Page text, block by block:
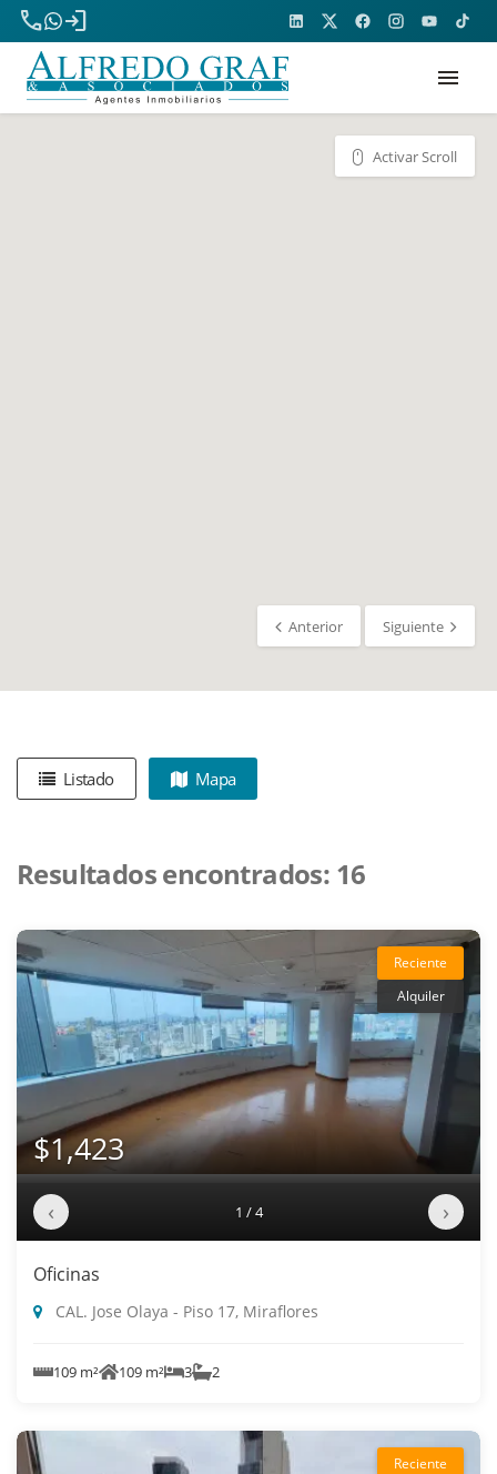
phone
login
menu
Activar Scroll
Anterior Siguiente
Listado Mapa
Resultados encontrados: 16
Reciente
Alquiler
$1,423
‹ 1 / 4 ›
Oficinas
CAL. Jose Olaya - Piso 17, Miraflores
109 m² 109 m² 3 2
Reciente